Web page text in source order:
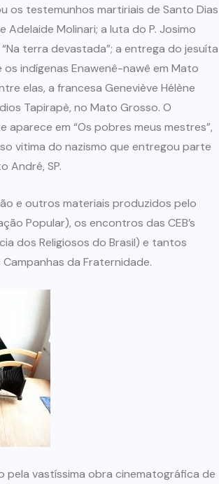
os testemunhos martiriais de Santo Dias
Adelaide Molinari; a luta do P. Josimo
terra devastada”; a entrega do jesuíta
indígenas Enawenê-nawê em Mato
elas, a francesa Geneviève Hélène
Tapirapè, no Mato Grosso. O
em “Os pobres meus mestres”,
vitima do nazismo que entregou parte
André, SP.
e outros materiais produzidos pelo
Popular), os encontros das CEB’s
dos Religiosos do Brasil) e tantos
da Fraternidade.
vastíssima obra cinematográfica de